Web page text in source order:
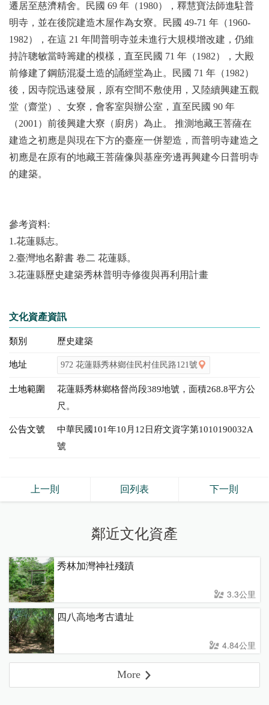
遷居至慈濟精舍。民國 69 年（1980），釋慧寶法師進駐普
明寺，並在後院建造木屋作為女寮。民國 49-71 年（1960-
1982），在這 21 年間普明寺並未進行大規模增改建，仍維
持許聰敏當時籌建的模樣，直至民國 71 年（1982），大殿
前修建了鋼筋混凝土造的誦經堂為止。民國 71 年（1982）
後，因寺院迅速發展，原有空間不敷使用，又陸續興建五觀
堂（齋堂）、女寮，會客室與辦公室，直至民國 90 年
（2001）前後興建大寮（廚房）為止。 推測地藏王菩薩在
建造之初應是與現在下方的臺座一併塑造，而普明寺建造之
初應是在原有的地藏王菩薩像與基座旁邊再興建今日普明寺
的建築。
參考資料:
1.花蓮縣志。
2.臺灣地名辭書 卷二 花蓮縣。
3.花蓮縣歷史建築秀林普明寺修復與再利用計畫
文化資產資訊
類別 歷史建築
地址 972 花蓮縣秀林鄉佳民村佳民路121號
土地範圍
花蓮縣秀林鄉格督尚段389地號，面積268.8平方公
尺。
公告文號
中華民國101年10月12日府文資字第1010190032A
號
上一則 回列表 下一則
鄰近文化資產
秀林加灣神社殘蹟
3.3公里
四八高地考古遺址
4.84公里
More